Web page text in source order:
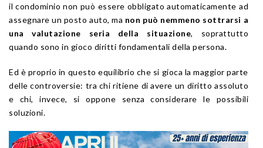
il condominio non può essere obbligato automaticamente ad
assegnare un posto auto, ma non può nemmeno sottrarsi a
una valutazione seria della situazione, soprattutto
quando sono in gioco diritti fondamentali della persona.
Ed è proprio in questo equilibrio che si gioca la maggior parte
delle controversie: tra chi ritiene di avere un diritto assoluto
e chi, invece, si oppone senza considerare le possibili
soluzioni.